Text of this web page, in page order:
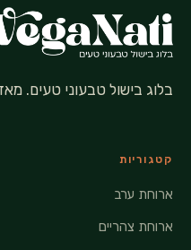
בלוג בישול טבעוני טעים. מאז 2018.
קטגוריות
ארוחת ערב
ארוחת צהריים